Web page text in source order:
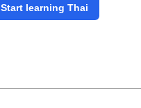
Start learning Thai